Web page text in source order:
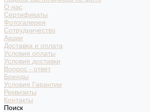
О нас
Сертификаты
Фотогалерея
Сотрудничество
Акции
Доставка и оплата
Условия оплаты
Условия доставки
Вопрос - ответ
Бренды
Условия Гарантии
Реквизиты
Контакты
Поиск